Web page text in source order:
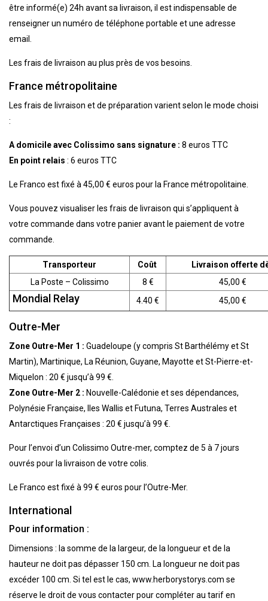
être informé(e) 24h avant sa livraison, il est indispensable de
renseigner un numéro de téléphone portable et une adresse
email.
Les frais de livraison au plus près de vos besoins.
France métropolitaine
Les frais de livraison et de préparation varient selon le mode choisi
:
A domicile avec Colissimo sans signature : 8 euros TTC
En point relais : 6 euros TTC
Le Franco est fixé à 45,00 € euros pour la France métropolitaine.
Vous pouvez visualiser les frais de livraison qui s’appliquent à
votre commande dans votre panier avant le paiement de votre
commande.
Transporteur Coût
Livraison offerte
La Poste – Colissimo
8 € 45,00 €
Mondial Relay 4.40 € 45,00 €
Outre-Mer
Zone Outre-Mer 1 : Guadeloupe (y compris St Barthélémy et St
Martin), Martinique, La Réunion, Guyane, Mayotte et St-Pierre-et-
Miquelon : 20 € jusqu’à 99 €.
Zone Outre-Mer 2 : Nouvelle-Calédonie et ses dépendances,
Polynésie Française, Iles Wallis et Futuna, Terres Australes et
Antarctiques Françaises : 20 € jusqu’à 99 €.
Pour l’envoi d’un Colissimo Outre-mer, comptez de 5 à 7 jours
ouvrés pour la livraison de votre colis.
Le Franco est fixé à 99 € euros pour l’Outre-Mer.
International
Pour information :
Dimensions : la somme de la largeur, de la longueur et de la
hauteur ne doit pas dépasser 150 cm. La longueur ne doit pas
excéder 100 cm. Si tel est le cas, www.herborystorys.com se
réserve le droit de vous contacter pour compléter au tarif en